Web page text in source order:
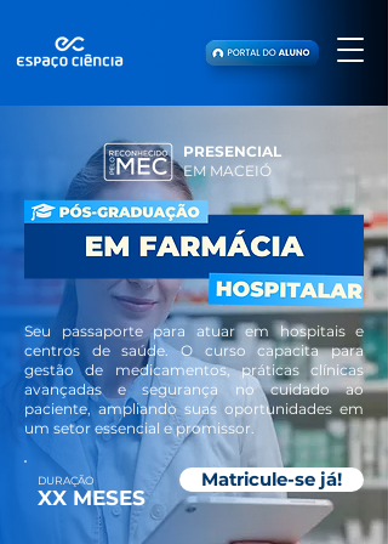
PRESENCIAL
EM MACEIÓ
Seu passaporte para atuar em hospitais e
centros de saúde. O curso capacita para
gestão de medicamentos, práticas clínicas
avançadas e segurança no cuidado ao
paciente, ampliando suas oportunidades em
um setor essencial e promissor.
Matricule-se já!
DURAÇÃO
XX MESES